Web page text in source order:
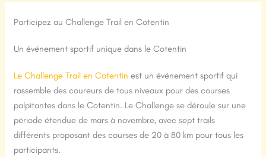
Participez au Challenge Trail en Cotentin
Un événement sportif unique dans le Cotentin
Le Challenge Trail en Cotentin est un événement sportif qui
rassemble des coureurs de tous niveaux pour des courses
palpitantes dans le Cotentin. Le Challenge se déroule sur une
période étendue de mars à novembre, avec sept trails
différents proposant des courses de 20 à 80 km pour tous les
participants.